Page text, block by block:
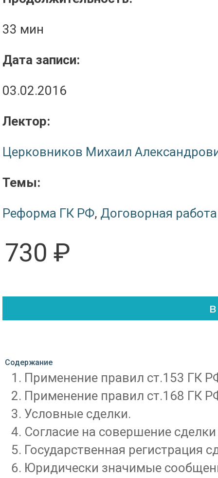
33 мин
Дата записи:
03.02.2016
Лектор:
Церковников Михаил
Темы:
Реформа ГК РФ, Договорная работа
730 ₽
Содержание
Применение правил ст.153 ГК
Применение правил ст.168 ГК
Условные сделки.
Согласие на совершение
Государственная регистрация
Юридически значимые